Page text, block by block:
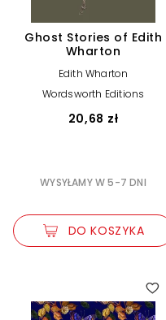
Ghost Stories of Edith
Wharton
Edith Wharton
Wordsworth Editions
20,68 zł
WYSYŁAMY W 5-7 DNI
DO KOSZYKA